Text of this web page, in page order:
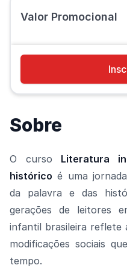
Valor Promocional
Sobre
O curso Literatura
histórico é uma
da palavra e das
gerações de leitores
infantil brasileira reflete
modificações sociais
tempo.